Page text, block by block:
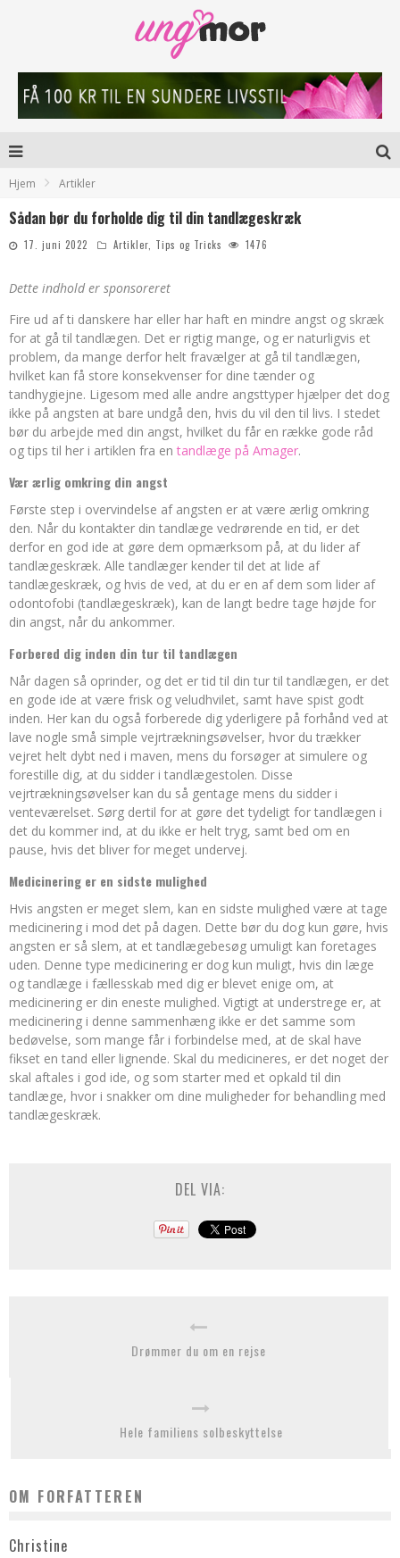
Hjem Artikler
Sådan bør du forholde dig til din tandlægeskræk
17. juni 2022 Artikler Tips og Tricks 1476
Dette indhold er sponsoreret
Fire ud af ti danskere har eller har haft en mindre angst og skræk
for at gå til tandlægen. Det er rigtig mange, og er naturligvis et
problem, da mange derfor helt fravælger at gå til tandlægen,
hvilket kan få store konsekvenser for dine tænder og
tandhygiejne. Ligesom med alle andre angsttyper hjælper det dog
ikke på angsten at bare undgå den, hvis du vil den til livs. I stedet
bør du arbejde med din angst, hvilket du får en række gode råd
og tips til her i artiklen fra entandlæge på Amager.
Vær ærlig omkring din angst
Første step i overvindelse af angsten er at være ærlig omkring
den. Når du kontakter din tandlæge vedrørende en tid, er det
derfor en god ide at gøre dem opmærksom på, at du lider af
tandlægeskræk. Alle tandlæger kender til det at lide af
tandlægeskræk, og hvis de ved, at du er en af dem som lider af
odontofobi (tandlægeskræk), kan de langt bedre tage højde for
din angst, når du ankommer.
Forbered dig inden din tur til tandlægen
Når dagen så oprinder, og det er tid til din tur til tandlægen, er det
en gode ide at være frisk og veludhvilet, samt have spist godt
inden. Her kan du også forberede dig yderligere på forhånd ved at
lave nogle små simple vejrtrækningsøvelser, hvor du trækker
vejret helt dybt ned i maven, mens du forsøger at simulere og
forestille dig, at du sidder i tandlægestolen. Disse
vejrtrækningsøvelser kan du så gentage mens du sidder i
venteværelset. Sørg dertil for at gøre det tydeligt for tandlægen i
det du kommer ind, at du ikke er helt tryg, samt bed om en
pause, hvis det bliver for meget undervej.
Medicinering er en sidste mulighed
Hvis angsten er meget slem, kan en sidste mulighed være at tage
medicinering i mod det på dagen. Dette bør du dog kun gøre, hvis
angsten er så slem, at et tandlægebesøg umuligt kan foretages
uden. Denne type medicinering er dog kun muligt, hvis din læge
og tandlæge i fællesskab med dig er blevet enige om, at
medicinering er din eneste mulighed. Vigtigt at understrege er, at
medicinering i denne sammenhæng ikke er det samme som
bedøvelse, som mange får i forbindelse med, at de skal have
fikset en tand eller lignende. Skal du medicineres, er det noget der
skal aftales i god ide, og som starter med et opkald til din
tandlæge, hvor i snakker om dine muligheder for behandling med
tandlægeskræk.
DEL VIA:
Drømmer du om en rejse
Hele familiens solbeskyttelse
OM FORFATTEREN
Christine